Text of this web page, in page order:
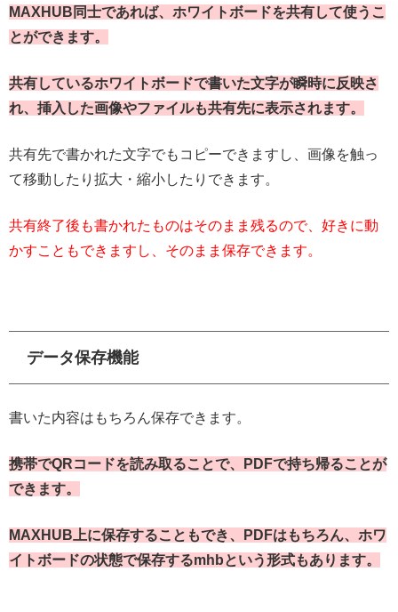
MAXHUB同士であれば、ホワイトボードを共有して使うこ
とができます。
共有しているホワイトボードで書いた文字が瞬時に反映さ
れ、挿入した画像やファイルも共有先に表示されます。
共有先で書かれた文字でもコピーできますし、画像を触っ
て移動したり拡大・縮小したりできます。
共有終了後も書かれたものはそのまま残るので、好きに動
かすこともできますし、そのまま保存できます。
データ保存機能
書いた内容はもちろん保存できます。
携帯でQRコードを読み取ることで、PDFで持ち帰ることが
できます。
MAXHUB上に保存することもでき、PDFはもちろん、ホワ
イトボードの状態で保存するmhbという形式もあります。